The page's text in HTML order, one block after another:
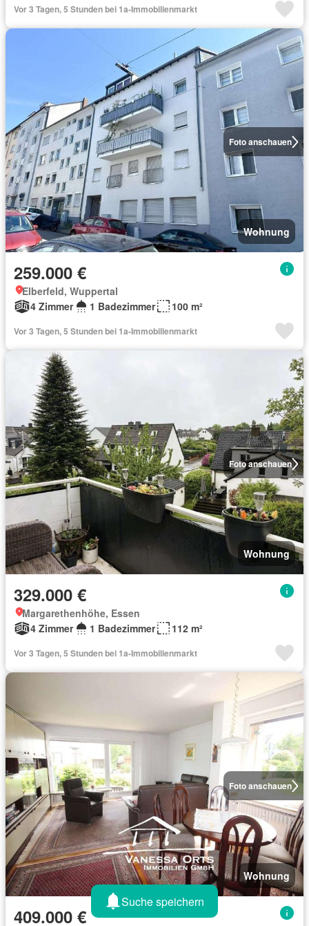
Vor 3 Tagen, 5 Stunden bei 1a-Immobilienmarkt
Foto anschauen
Wohnung
259.000 €
Elberfeld, Wuppertal
4 Zimmer
1 Badezimmer 100 m²
Vor 3 Tagen, 5 Stunden bei 1a-Immobilienmarkt
Foto anschauen
Wohnung
329.000 €
Margarethenhöhe, Essen
4 Zimmer
1 Badezimmer 112 m²
Vor 3 Tagen, 5 Stunden bei 1a-Immobilienmarkt
Foto anschauen
Wohnung
409.000 €
Suche speichern